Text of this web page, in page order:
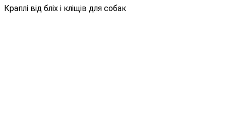
Краплі від бліх і кліщів для собак